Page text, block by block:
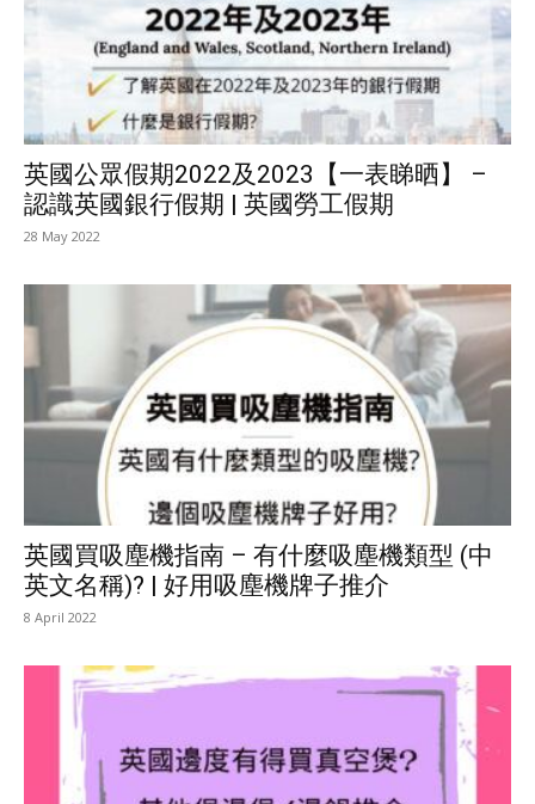
英國公眾假期2022及2023【一表睇晒】 –
認識英國銀行假期 | 英國勞工假期
28 May 2022
英國買吸塵機指南 – 有什麼吸塵機類型 (中
英文名稱)? | 好用吸塵機牌子推介
8 April 2022